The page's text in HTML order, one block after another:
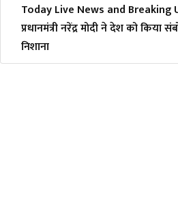
Today Live News and Breaking
प्रधानमंत्री नरेंद्र मोदी ने देश को किया
निशाना